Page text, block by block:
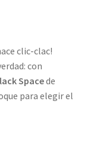
clic-clac!
con
Spacede
para elegir el